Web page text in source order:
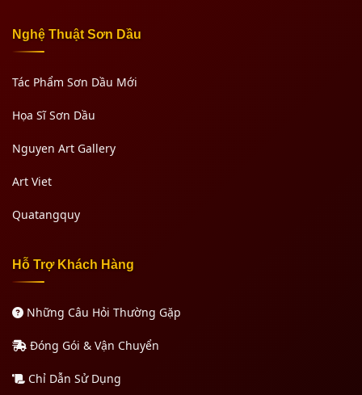
Nghệ Thuật Sơn Dầu
Tác Phẩm Sơn Dầu Mới
Họa Sĩ Sơn Dầu
Nguyen Art Gallery
Art Viet
Quatangquy
Hỗ Trợ Khách Hàng
Những Câu Hỏi Thường Gặp
Đóng Gói & Vận Chuyển
Chỉ Dẫn Sử Dụng